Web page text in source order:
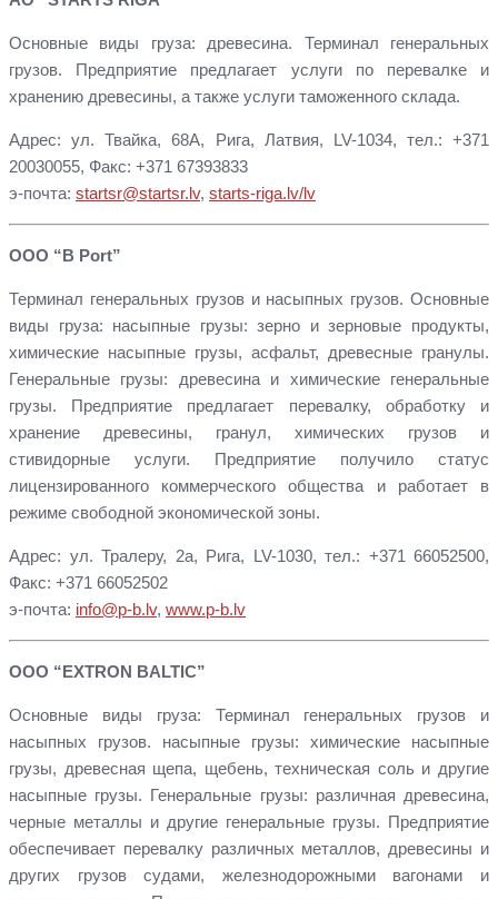
Основные виды груза: древесина. Терминал генеральных
грузов. Предприятие предлагает услуги по перевалке и
хранению древесины, а также услуги таможенного склада.
Адрес: ул. Твайка, 68A, Рига, Латвия, LV-1034, тел.: +371
20030055, Факс: +371 67393833
э-почта: startsr@startsr.lv, starts-riga.lv/lv
ООО “B Port”
Терминал генеральных грузов и насыпных грузов. Основные
виды груза: насыпные грузы: зерно и зерновые продукты,
химические насыпные грузы, асфальт, древесные гранулы.
Генеральные грузы: древесина и химические генеральные
грузы. Предприятие предлагает перевалку, обработку и
хранение древесины, гранул, химических грузов и
стивидорные услуги. Предприятие получило статус
лицензированного коммерческого общества и работает в
режиме свободной экономической зоны.
Адрес: ул. Тралеру, 2a, Рига, LV-1030, тел.: +371 66052500,
Факс: +371 66052502
э-почта: info@p-b.lv, www.p-b.lv
ООО “EXTRON BALTIC”
Основные виды груза: Терминал генеральных грузов и
насыпных грузов. насыпные грузы: химические насыпные
грузы, древесная щепа, щебень, техническая соль и другие
насыпные грузы. Генеральные грузы: различная древесина,
черные металлы и другие генеральные грузы. Предприятие
обеспечивает перевалку различных металлов, древесины и
других грузов судами, железнодорожными вагонами и